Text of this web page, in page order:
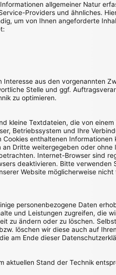
allgemeiner Natur
Providers und ähnliches.
um von Ihnen angeforderte
aus den vorgenannten
Stelle und ggf.
zu optimieren.
kleine Textdateien, die von
Betriebssystem und Ihre
enthaltenen
Dritte weitergegeben oder
Internet-Browser sind
deaktivieren. Bitte
Website möglicherweise
personenbezogene Daten
und Leistungen zugreifen, die
zu ändern oder zu löschen.
löschen wir diese auch auf
am Ende dieser
Stand der Technik